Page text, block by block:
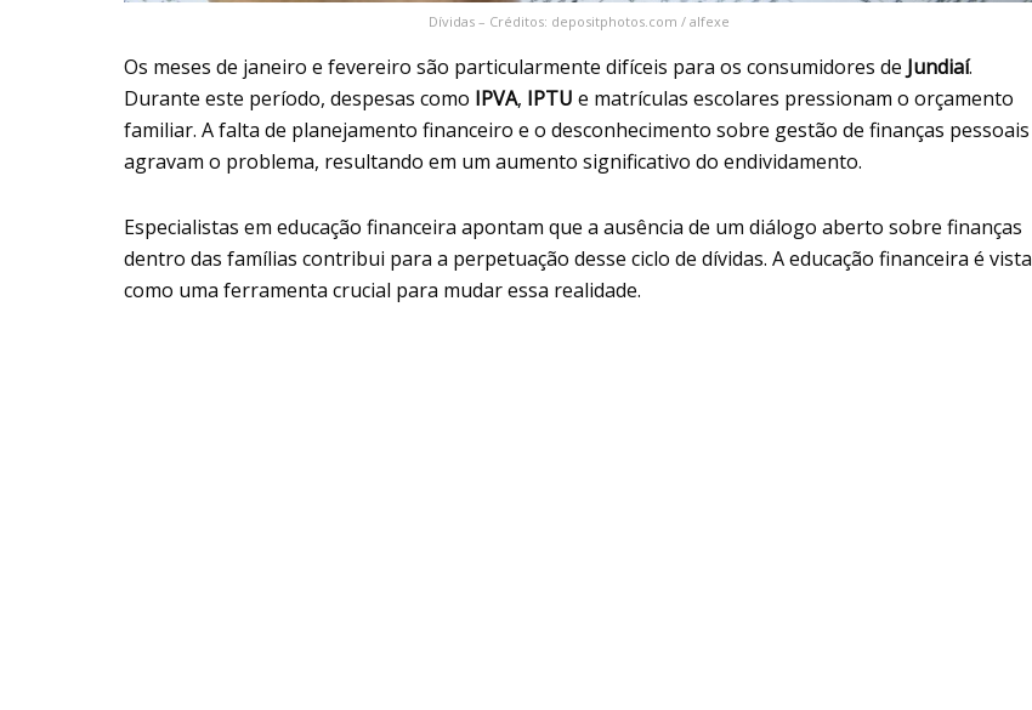
Dívidas – Créditos: depositphotos.com / alfexe
Os meses de janeiro e fevereiro são particularmente difíceis para os consumidores de Jundiaí.
Durante este período, despesas como IPVA, IPTU e matrículas escolares pressionam o orçamento
familiar. A falta de planejamento financeiro e o desconhecimento sobre gestão de finanças pessoais
agravam o problema, resultando em um aumento significativo do endividamento.
Especialistas em educação financeira apontam que a ausência de um diálogo aberto sobre finanças
dentro das famílias contribui para a perpetuação desse ciclo de dívidas. A educação financeira é vista
como uma ferramenta crucial para mudar essa realidade.